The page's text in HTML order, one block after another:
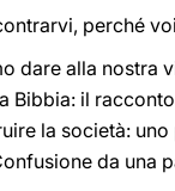
perché
dare alla nostra
Bibbia: il
la società: uno
da una